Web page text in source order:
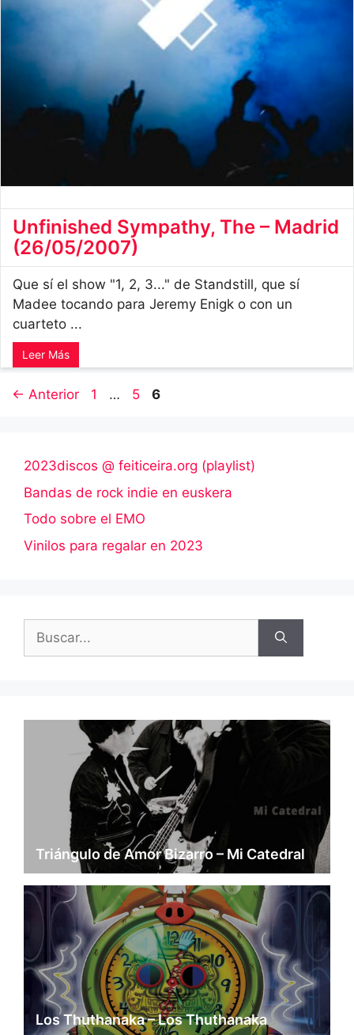
Unfinished Sympathy, The – Madrid
(26/05/2007)
Que sí el show "1, 2, 3..." de Standstill, que sí
Madee tocando para Jeremy Enigk o con un
cuarteto ...
Leer Más
← Anterior Página
1 … Página
5 Página
6
2023discos @ feiticeira.org (playlist)
Bandas de rock indie en euskera
Todo sobre el EMO
Vinilos para regalar en 2023
Triángulo de Amor Bizarro – Mi Catedral
Los Thuthanaka – Los Thuthanaka